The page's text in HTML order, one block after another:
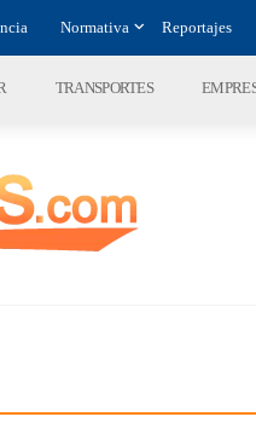
Normativa Reportajes
TRANSPORTES